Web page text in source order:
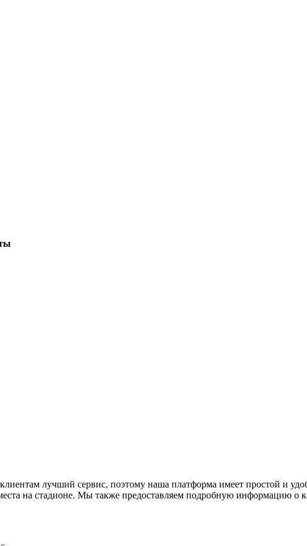
лучший сервис, поэтому наша платформа имеет простой и
на стадионе. Мы также предоставляем подробную информацию